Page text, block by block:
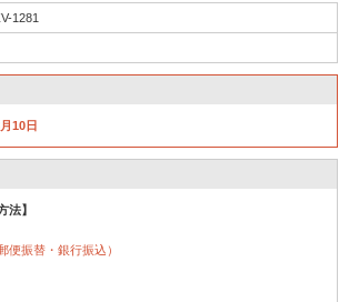
1281
10日
法】
便振替・銀行振込）